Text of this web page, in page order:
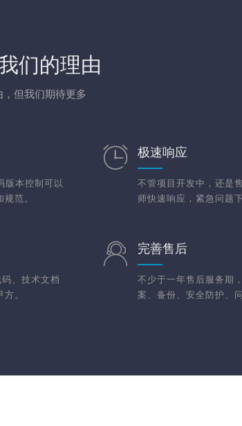
们的理由
但我们期待更多
版本控制可以
范。
极速响应
不管项目开发中，还是
师快速响应，紧急问题
、技术文档
。
完善售后
不少于一年售后服务期
案、备份、安全防护、